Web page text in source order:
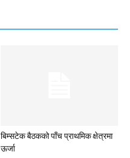
बिम्सटेक बैठकको पाँच प्राथमिक क्षेत्रमा
ऊर्जा